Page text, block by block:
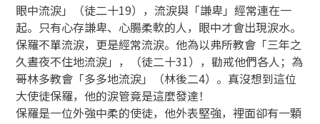
眼中流淚」（徒二十19），流淚與「謙卑」經常連在一
起。只有心存謙卑、心腸柔軟的人，眼中才會出現淚水。
保羅不單流淚，更是經常流淚。他為以弗所教會「三年之
久晝夜不住地流淚」，（徒二十31），勸戒他們各人；為
哥林多教會「多多地流淚」（林後二4）。真沒想到這位
大使徒保羅，他的淚管竟是這麼發達！
保羅是一位外強中柔的使徒，他外表堅強，裡面卻有一顆